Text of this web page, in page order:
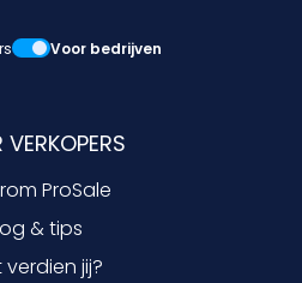
Voor bedrijven
ProSale
& tips
verdien jij?